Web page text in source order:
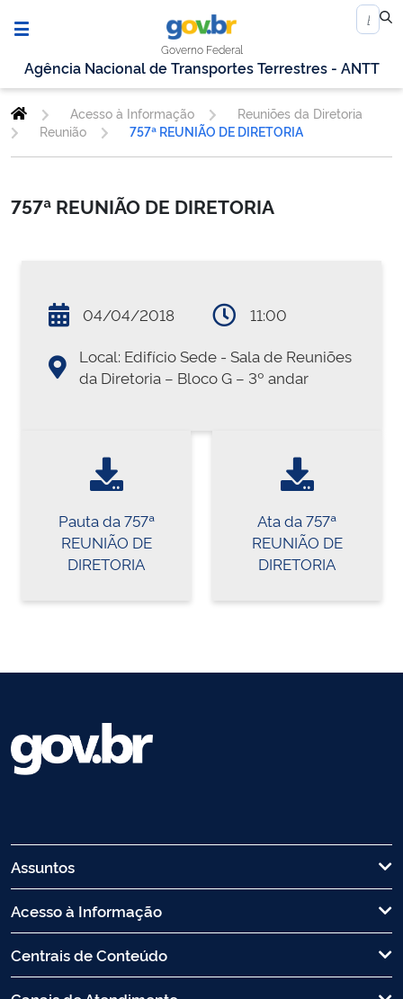
Governo Federal
Agência Nacional de Transportes Terrestres - ANTT
Acesso à Informação
Reuniões da Diretoria
Reunião
757ª REUNIÃO DE DIRETORIA
757ª REUNIÃO DE DIRETORIA
04/04/2018
11:00
Local: Edifício Sede - Sala de Reuniões
da Diretoria – Bloco G – 3º andar
Pauta da 757ª
REUNIÃO DE
DIRETORIA
Ata da 757ª
REUNIÃO DE
DIRETORIA
Assuntos
Acesso à Informação
Centrais de Conteúdo